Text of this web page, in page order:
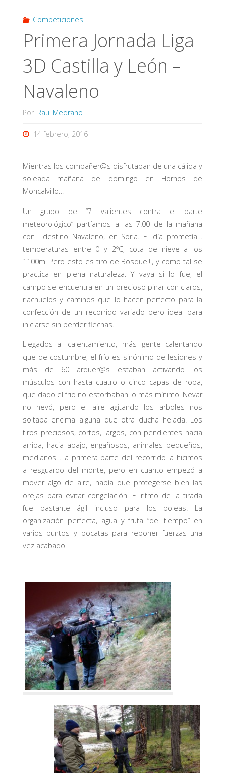
Competiciones
Primera Jornada Liga
3D Castilla y León –
Navaleno
Por Raul Medrano
14 febrero, 2016
Mientras los compañer@s disfrutaban de una cálida y
soleada mañana de domingo en Hornos de
Moncalvillo…
Un grupo de “7 valientes contra el parte
meteorológico” partíamos a las 7:00 de la mañana
con destino Navaleno, en Soria. El día prometía…
temperaturas entre 0 y 2ºC, cota de nieve a los
1100m. Pero esto es tiro de Bosque!!!, y como tal se
practica en plena naturaleza. Y vaya si lo fue, el
campo se encuentra en un precioso pinar con claros,
riachuelos y caminos que lo hacen perfecto para la
confección de un recorrido variado pero ideal para
iniciarse sin perder flechas.
Llegados al calentamiento, más gente calentando
que de costumbre, el frío es sinónimo de lesiones y
más de 60 arquer@s estaban activando los
músculos con hasta cuatro o cinco capas de ropa,
que dado el frio no estorbaban lo más mínimo. Nevar
no nevó, pero el aire agitando los arboles nos
soltaba encima alguna que otra ducha helada. Los
tiros preciosos, cortos, largos, con pendientes hacia
arriba, hacia abajo, engañosos, animales pequeños,
medianos…La primera parte del recorrido la hicimos
a resguardo del monte, pero en cuanto empezó a
mover algo de aire, había que protegerse bien las
orejas para evitar congelación. El ritmo de la tirada
fue bastante ágil incluso para los poleas. La
organización perfecta, agua y fruta “del tiempo” en
varios puntos y bocatas para reponer fuerzas una
vez acabado.